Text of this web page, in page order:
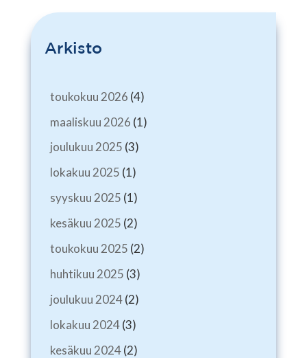
Arkisto
toukokuu 2026 (4)
maaliskuu 2026 (1)
joulukuu 2025 (3)
lokakuu 2025 (1)
syyskuu 2025 (1)
kesäkuu 2025 (2)
toukokuu 2025 (2)
huhtikuu 2025 (3)
joulukuu 2024(2)
lokakuu 2024(3)
kesäkuu 2024(2)